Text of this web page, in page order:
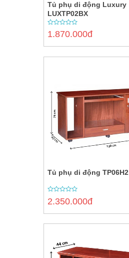
Tủ phụ di động Luxury
LUXTP02BX
0
out
1.870.000đ
Tủ phụ di động TP06H2
0
out
2.350.000đ